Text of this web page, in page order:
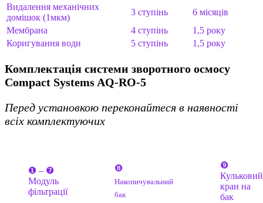
Видалення механічних
домішок (1мкм)
3 ступінь
6 місяців
Мембрана
4 ступінь
1,5 року
Коригування води
5 ступінь 1,5 року
Комплектація системи зворотного осмосу
Compact Systems AQ-RO-5
Перед установкою переконайтеся в наявності
всіх комплектуючих
❶ – ❼
Модуль
фільтрації
❽
Накопичувальний
бак
❾
Кульковий
кран на
бак